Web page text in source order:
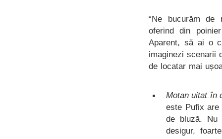
“Ne bucurăm de
oferind din
Aparent, să ai o
imaginezi scenarii
de locatar mai
Motan uitat în
este Pufix
de bluză.
desigur,